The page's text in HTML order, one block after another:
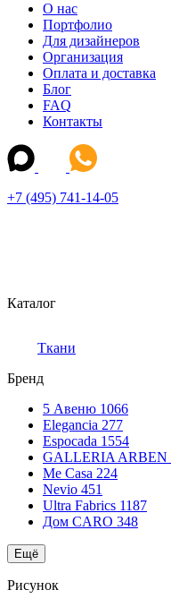
О нас
Портфолио
Для дизайнеров
Организация
Оплата и доставка
Блог
FAQ
Контакты
+7 (495) 741-14-05
Каталог
Ткани
Бренд
5 Авеню 1066
Elegancia 277
Espocada 1554
GALLERIA ARBEN
Me Casa 224
Nevio 451
Ultra Fabrics 1187
Дом CARO 348
Ещё
Рисунок